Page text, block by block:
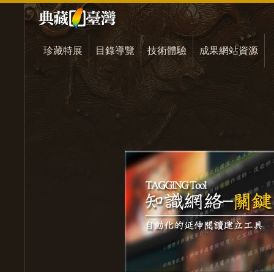
珍藏特展 目錄導覽 技術體驗 成果網站資源